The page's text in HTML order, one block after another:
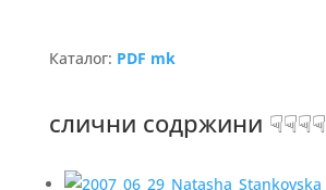
Каталог: PDF mk
слични содржини ☟☟☟☟